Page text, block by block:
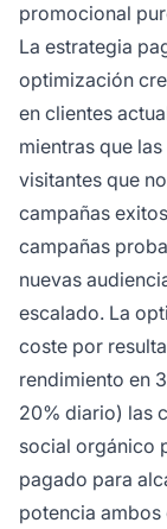
promocional
La estrategia
optimización
en clientes
mientras que
visitantes que
campañas
campañas
nuevas
escalado. La
coste por
rendimiento en
20% diario) las
social orgánico
pagado para
potencia ambos